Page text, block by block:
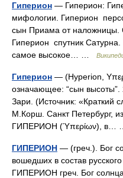
Гиперион — Гиперион:
мифологии. Гиперион
сын Приама от наложницы.
Гиперион спутник
самое высокое… …
Гиперион — (Hyperion,
означающее: “сын
Зари. (Источник: «Краткий
М.Корш. Санкт Петербург,
ГИПЕРИОН (Ύπερίων), в…
ГИПЕРИОН — (греч.). Бог
вошедших в состав
ГИПЕРИОН греч. Бог